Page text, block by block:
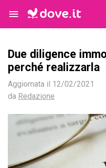
Due diligence
perché realizzarla
Aggiornata il 12/02/2021
da Redazione